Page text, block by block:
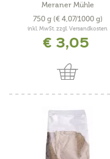
Meraner Mühle
750 g (€ 4,07/1000 g)
inkl. MwSt. zzgl. Versandkosten
€ 3,05